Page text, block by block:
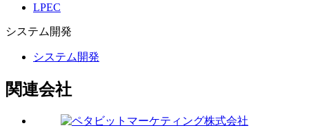
LPEC
システム 開発
システム開発
関連会社